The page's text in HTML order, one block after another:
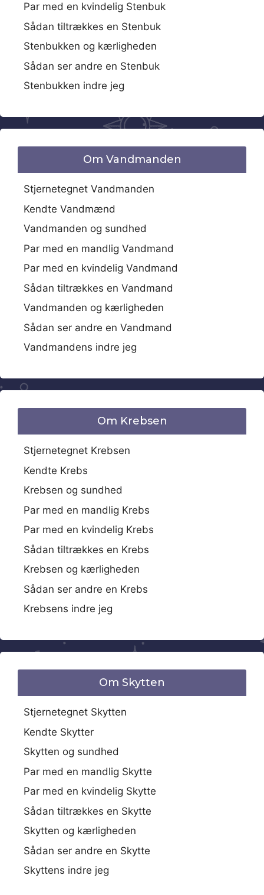
Par med en kvindelig Stenbuk
Sådan tiltrækkes en Stenbuk
Stenbukken og kærligheden
Sådan ser andre en Stenbuk
Stenbukken indre jeg
Om Vandmanden
Stjernetegnet Vandmanden
Kendte Vandmænd
Vandmanden og sundhed
Par med en mandlig Vandmand
Par med en kvindelig Vandmand
Sådan tiltrækkes en Vandmand
Vandmanden og kærligheden
Sådan ser andre en Vandmand
Vandmandens indre jeg
Om Krebsen
Stjernetegnet Krebsen
Kendte Krebs
Krebsen og sundhed
Par med en mandlig Krebs
Par med en kvindelig Krebs
Sådan tiltrækkes en Krebs
Krebsen og kærligheden
Sådan ser andre en Krebs
Krebsens indre jeg
Om Skytten
Stjernetegnet Skytten
Kendte Skytter
Skytten og sundhed
Par med en mandlig Skytte
Par med en kvindelig Skytte
Sådan tiltrækkes en Skytte
Skytten og kærligheden
Sådan ser andre en Skytte
Skyttens indre jeg